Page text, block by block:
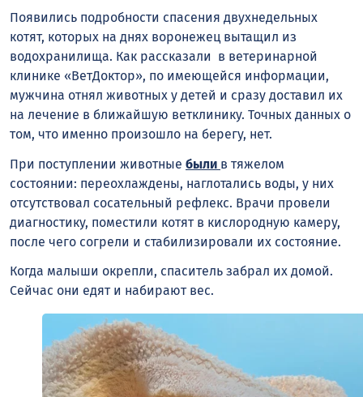
Появились подробности спасения двухнедельных
котят, которых на днях воронежец вытащил из
водохранилища. Как рассказали в ветеринарной
клинике «ВетДоктор», по имеющейся информации,
мужчина отнял животных у детей и сразу доставил их
на лечение в ближайшую ветклинику. Точных данных о
том, что именно произошло на берегу, нет.
При поступлении животные были в тяжелом
состоянии: переохлаждены, наглотались воды, у них
отсутствовал сосательный рефлекс. Врачи провели
диагностику, поместили котят в кислородную камеру,
после чего согрели и стабилизировали их состояние.
Когда малыши окрепли, спаситель забрал их домой.
Сейчас они едят и набирают вес.